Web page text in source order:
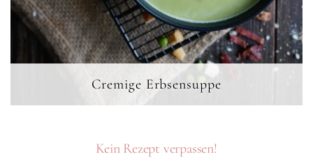
Cremige Erbsensuppe
Kein Rezept verpassen!